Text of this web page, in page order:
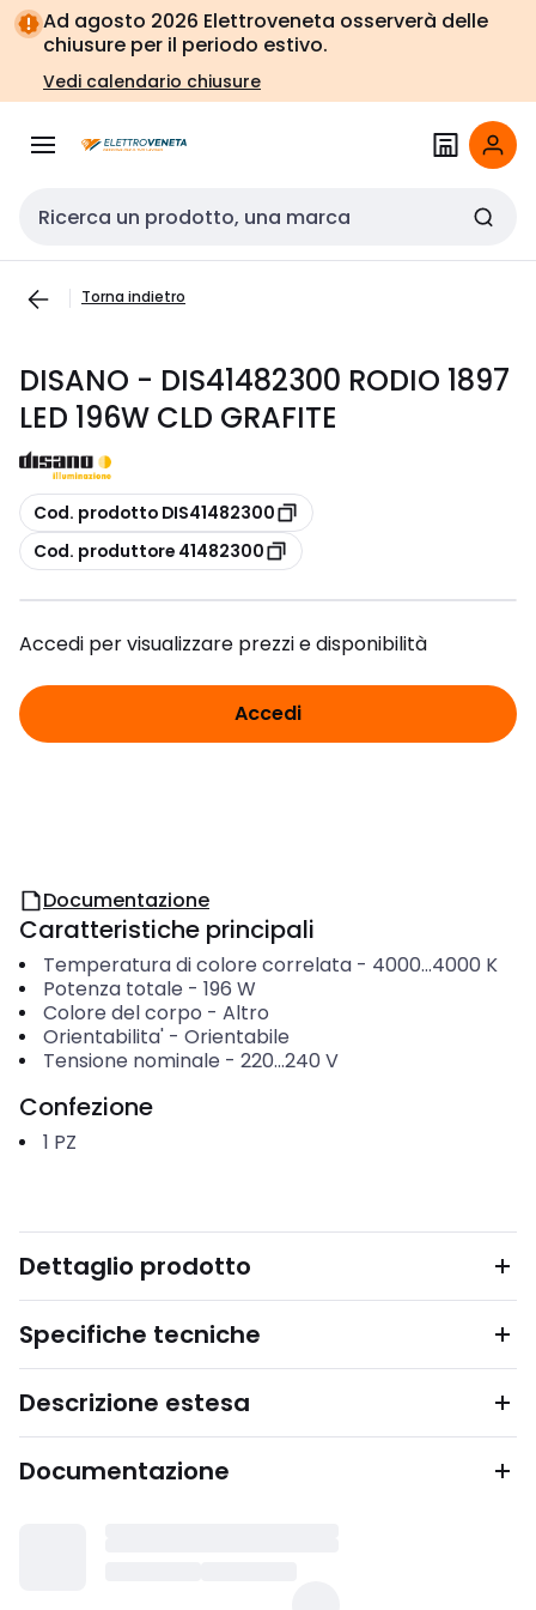
Vai alla
navigazione
Vai
alla
pagina
Ad agosto 2026 Elettroveneta osserverà delle
chiusure per il periodo estivo.
Vedi calendario chiusure
Cerca input
Torna indietro
DISANO - DIS41482300 RODIO 1897
LED 196W CLD GRAFITE
copia
Cod. prodotto DIS41482300
copia
Cod. produttore 41482300
Accedi per visualizzare prezzi e disponibilità
Accedi
Documentazione
Caratteristiche principali
Temperatura di colore correlata- 4000...4000 K
Potenza totale - 196 W
Colore del corpo - Altro
Orientabilita'- Orientabile
Tensione nominale - 220...240 V
Confezione
1 PZ
Dettaglio prodotto
Specifiche tecniche
Descrizione estesa
Documentazione